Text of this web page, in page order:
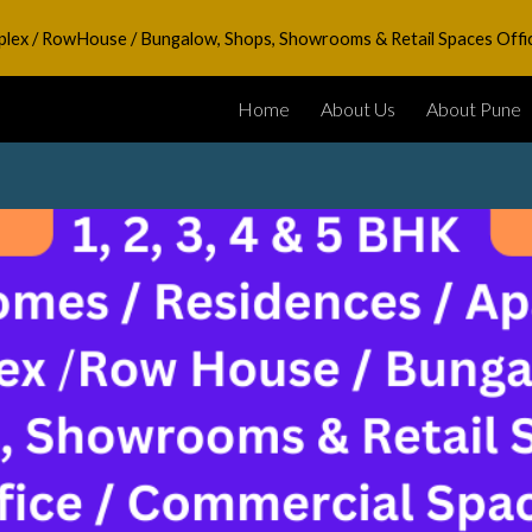
to main content Skip to
/ RowHouse / Bungalow, Shops, Showrooms & Retail Spaces
Home About Us About Pune